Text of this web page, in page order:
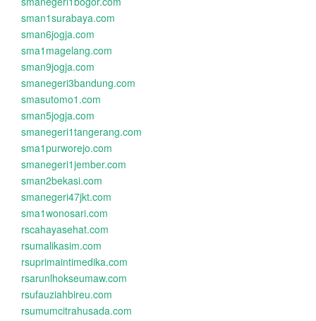
sman1surabaya.com
sman6jogja.com
sma1magelang.com
sman9jogja.com
smanegeri3bandung.com
smasutomo1.com
sman5jogja.com
smanegeri1tangerang.com
sma1purworejo.com
smanegeri1jember.com
sman2bekasi.com
smanegeri47jkt.com
sma1wonosari.com
rscahayasehat.com
rsumalikasim.com
rsuprimaintimedika.com
rsarunlhokseumaw.com
rsufauziahbireu.com
rsumumcitrahusada.com